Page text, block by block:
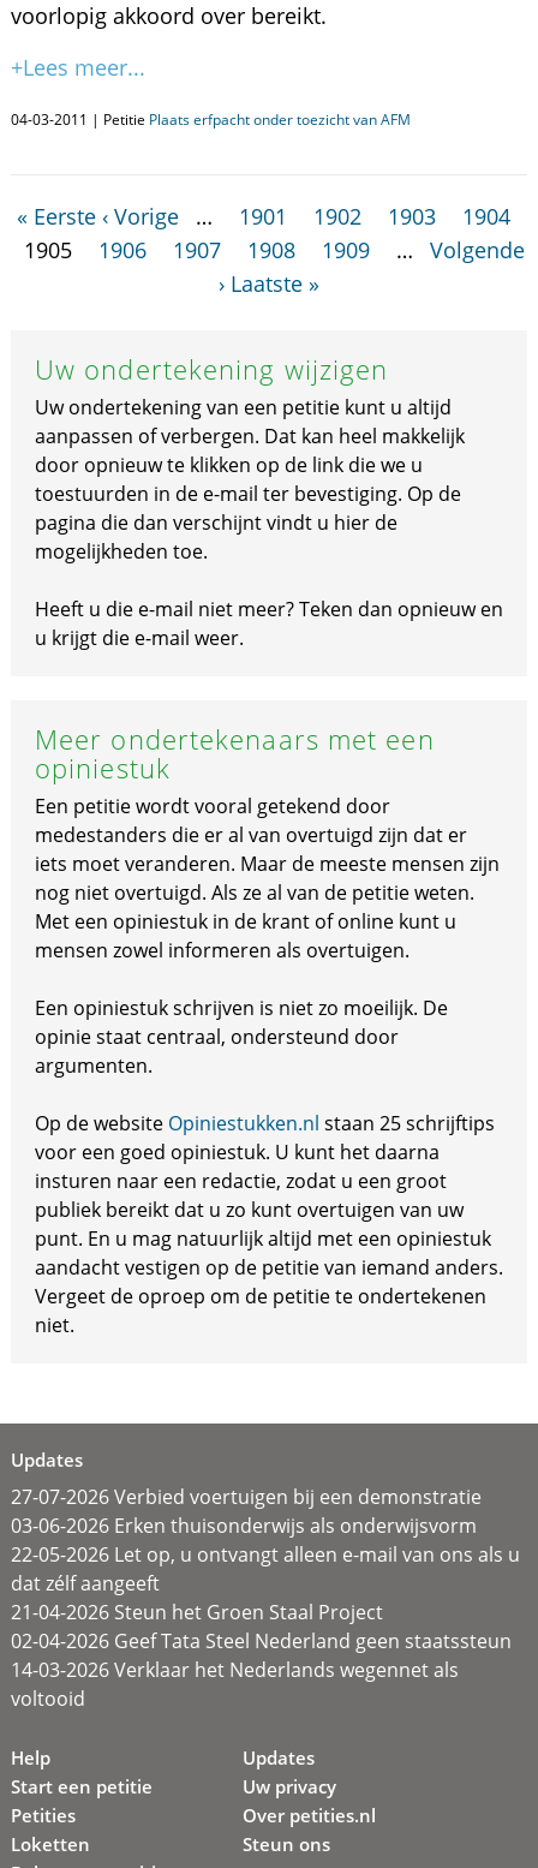
voorlopig akkoord over bereikt.
+Lees meer...
04-03-2011 | Petitie Plaats erfpacht onder toezicht van AFM
« Eerste ‹ Vorige … 1901 1902 1903
1904
1905
1906 1907 1908 1909 …
Volgende
› Laatste »
Uw ondertekening wijzigen
Uw ondertekening van een petitie kunt u altijd
aanpassen of verbergen. Dat kan heel makkelijk
door opnieuw te klikken op de link die we u
toestuurden in de e-mail ter bevestiging. Op de
pagina die dan verschijnt vindt u hier de
mogelijkheden toe.
Heeft u die e-mail niet meer? Teken dan opnieuw en
u krijgt die e-mail weer.
Meer ondertekenaars met een
opiniestuk
Een petitie wordt vooral getekend door
medestanders die er al van overtuigd zijn dat er
iets moet veranderen. Maar de meeste mensen zijn
nog niet overtuigd. Als ze al van de petitie weten.
Met een opiniestuk in de krant of online kunt u
mensen zowel informeren als overtuigen.
Een opiniestuk schrijven is niet zo moeilijk. De
opinie staat centraal, ondersteund door
argumenten.
Op de website Opiniestukken.nl staan 25 schrijftips
voor een goed opiniestuk. U kunt het daarna
insturen naar een redactie, zodat u een groot
publiek bereikt dat u zo kunt overtuigen van uw
punt. En u mag natuurlijk altijd met een opiniestuk
aandacht vestigen op de petitie van iemand anders.
Vergeet de oproep om de petitie te ondertekenen
niet.
Updates
27-07-2026 Verbied voertuigen bij een demonstratie
03-06-2026 Erken thuisonderwijs als onderwijsvorm
22-05-2026 Let op, u ontvangt alleen e-mail van ons als u
dat zélf aangeeft
21-04-2026 Steun het Groen Staal Project
02-04-2026 Geef Tata Steel Nederland geen staatssteun
14-03-2026 Verklaar het Nederlands wegennet als
voltooid
Help
Start een petitie
Petities
Loketten
Updates
Uw privacy
Over petities.nl
Steun ons